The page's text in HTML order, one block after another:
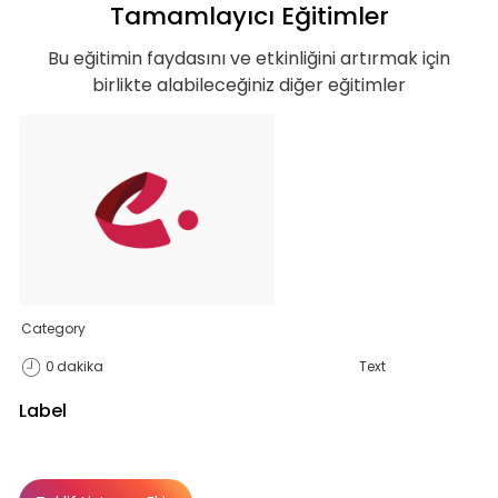
Tamamlayıcı Eğitimler
Bu eğitimin faydasını ve etkinliğini artırmak için
birlikte alabileceğiniz diğer eğitimler
Category
0 dakika Text
Label
Basic
Kurumun temelde ihtiyaç duyacağı, hem
özel hem de iş hayatı için gerekli
olabilecek, ana konuları ve yetkinlikleri
kapsar.